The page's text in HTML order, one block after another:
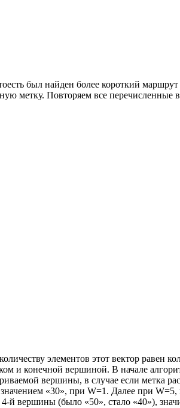
был найден более короткий
метку. Повторяем все перечисленные
элементов этот вектор равен
конечной вершиной. В начале
вершины, в случае если
«30», при W=1. Далее при
вершины (было «50», стало «40»),